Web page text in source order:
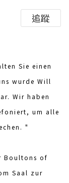
追蹤
Sie einen
wurde Will
Wir haben
um alle
"
Boultons of
Saal zur